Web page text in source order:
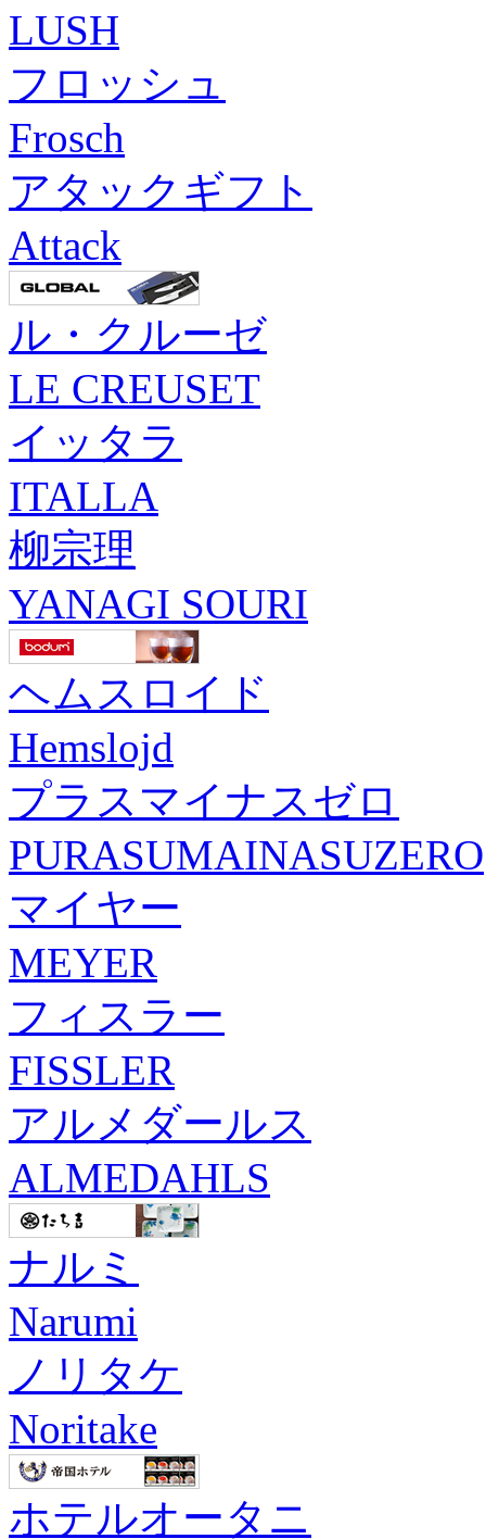
LUSH
フロッシュ
Frosch
アタックギフト
Attack
ル・クルーゼ
LE CREUSET
イッタラ
ITALLA
柳宗理
YANAGI SOURI
ヘムスロイド
Hemslojd
プラスマイナスゼロ
PURASUMAINASUZERO
マイヤー
MEYER
フィスラー
FISSLER
アルメダールス
ALMEDAHLS
ナルミ
Narumi
ノリタケ
Noritake
ホテルオータニ